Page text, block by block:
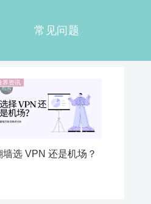
常见问题
界资讯
墙选 VPN 还是机场？